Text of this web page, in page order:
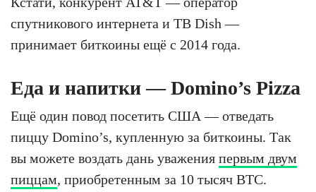
спутникового интернета и ТВ Dish —
принимает биткоины ещё с 2014 года.
Еда и напитки — Domino’s Pizza
Ещё один повод посетить США — отведать
пиццу Domino’s, купленную за биткоины. Так
вы можете воздать дань уважения первым двум
пиццам, приобретенным за 10 тысяч BTC.